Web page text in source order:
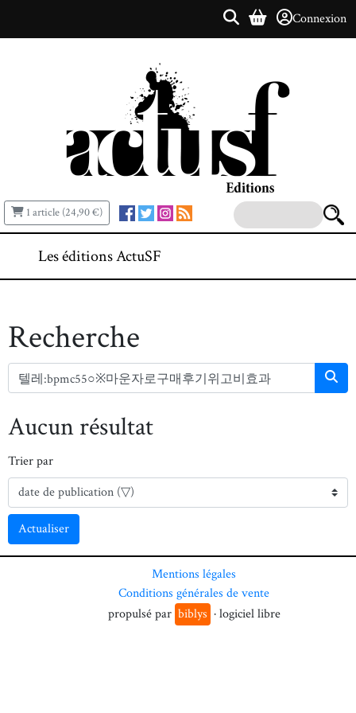
Connexion
1 article (24,90 €)
Les éditions ActuSF
Recherche
Aucun résultat
Trier par
Actualiser
Mentions légales
Conditions générales de vente
propulsé par biblys · logiciel libre